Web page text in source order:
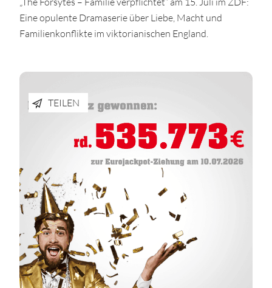
Eine opulente Dramaserie über Liebe, Macht und
Familienkonflikte im viktorianischen England.
TEILEN